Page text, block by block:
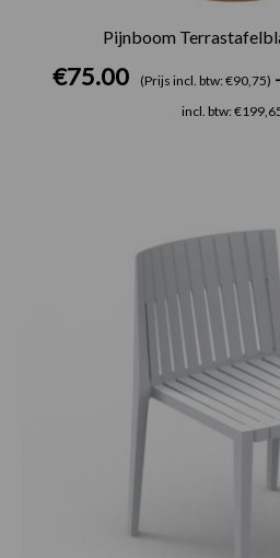
Pijnboom
€75.00 (Prijs incl. btw: €90,75) -
incl. btw: